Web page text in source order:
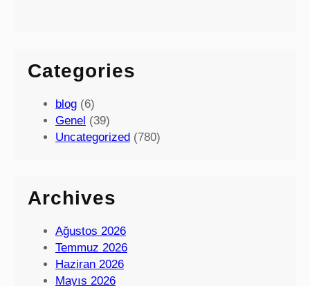
Categories
blog (6)
Genel (39)
Uncategorized (780)
Archives
Ağustos 2026
Temmuz 2026
Haziran 2026
Mayıs 2026